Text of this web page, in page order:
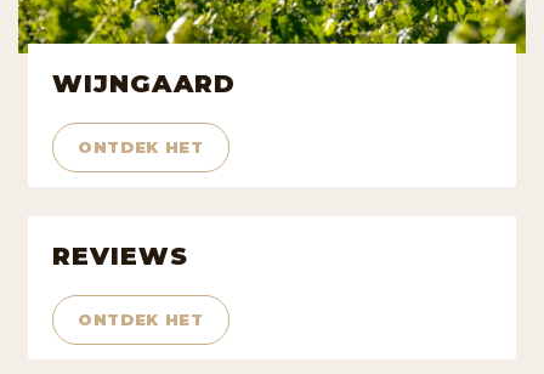
WIJNGAARD
ONTDEK HET
REVIEWS
ONTDEK HET